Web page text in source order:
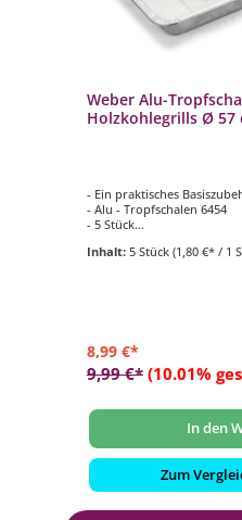
Weber Alu-
Holzkohlegrills Ø 57
- Ein praktisches
- Alu - Tropfschalen 6454
- 5 Stück
Inhalt: 5 Stück (1,80 €* / 1
8,99 €*
9,99 €* (10.01%
In den
Zum